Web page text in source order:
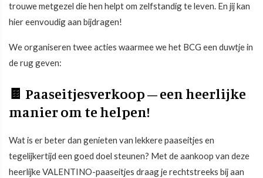
trouwe metgezel die hen helpt om zelfstandig te leven. En jij kan
hier eenvoudig aan bijdragen!
We organiseren twee acties waarmee we het BCG een duwtje in
de rug geven:
🍫 Paaseitjesverkoop – een heerlijke
manier om te helpen!
Wat is er beter dan genieten van lekkere paaseitjes en
tegelijkertijd een goed doel steunen? Met de aankoop van deze
heerlijke VALENTINO-paaseitjes draag je rechtstreeks bij aan